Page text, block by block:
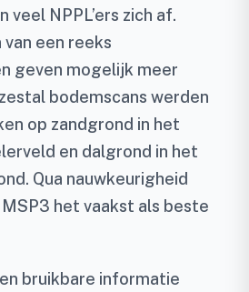
veel NPPL’ers zich af.
een reeks
geven mogelijk meer
bodemscans werden
op zandgrond in het
en dalgrond in het
Qua nauwkeurigheid
MSP3 het vaakst als beste
bruikbare informatie